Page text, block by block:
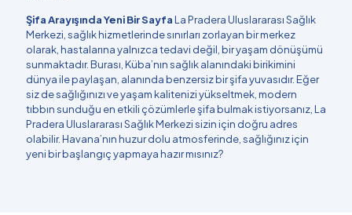
Şifa Arayışında Yeni Bir SayfaLa Pradera Uluslararası Sağlık
Merkezi, sağlık hizmetlerinde sınırları zorlayan bir merkez
olarak, hastalarına yalnızca tedavi değil, bir yaşam dönüşümü
sunmaktadır. Burası, Küba’nın sağlık alanındaki birikimini
dünya ile paylaşan, alanında benzersiz bir şifa yuvasıdır. Eğer
siz de sağlığınızı ve yaşam kalitenizi yükseltmek, modern
tıbbın sunduğu en etkili çözümlerle şifa bulmak istiyorsanız, La
Pradera Uluslararası Sağlık Merkezi sizin için doğru adres
olabilir. Havana’nın huzur dolu atmosferinde, sağlığınız için
yeni bir başlangıç yapmaya hazır mısınız?